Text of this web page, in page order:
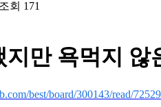
조회 171
만 욕먹지 않
best/board/300143/read/